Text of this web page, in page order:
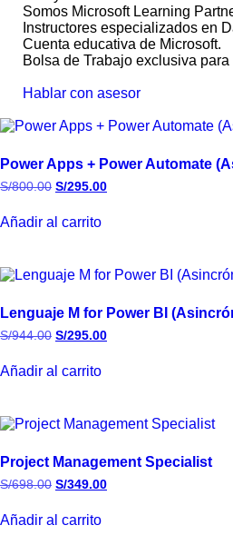
Somos Microsoft Learning
Instructores especializados en
Cuenta educativa de Microsoft.
Bolsa de Trabajo exclusiva para
Hablar con asesor
Power Apps + Power Automate
S/800.00 S/295.00
Añadir al carrito
Lenguaje M for Power BI
S/944.00 S/295.00
Añadir al carrito
Project Management Specialist
S/698.00 S/349.00
Añadir al carrito